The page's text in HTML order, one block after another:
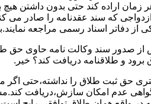
اراده کند حتی بدون داشتن
که سند عقدنامه را صادر
از دفاتر اسناد رسمی مراجعه
سند وکالت نامه حاوی حق
برود و طلاقنامه دریافت کند؟ خیر.
حق ثبت طلاق را نداشته،حتی اگر
گواهی عدم امکان سازش،دریافت